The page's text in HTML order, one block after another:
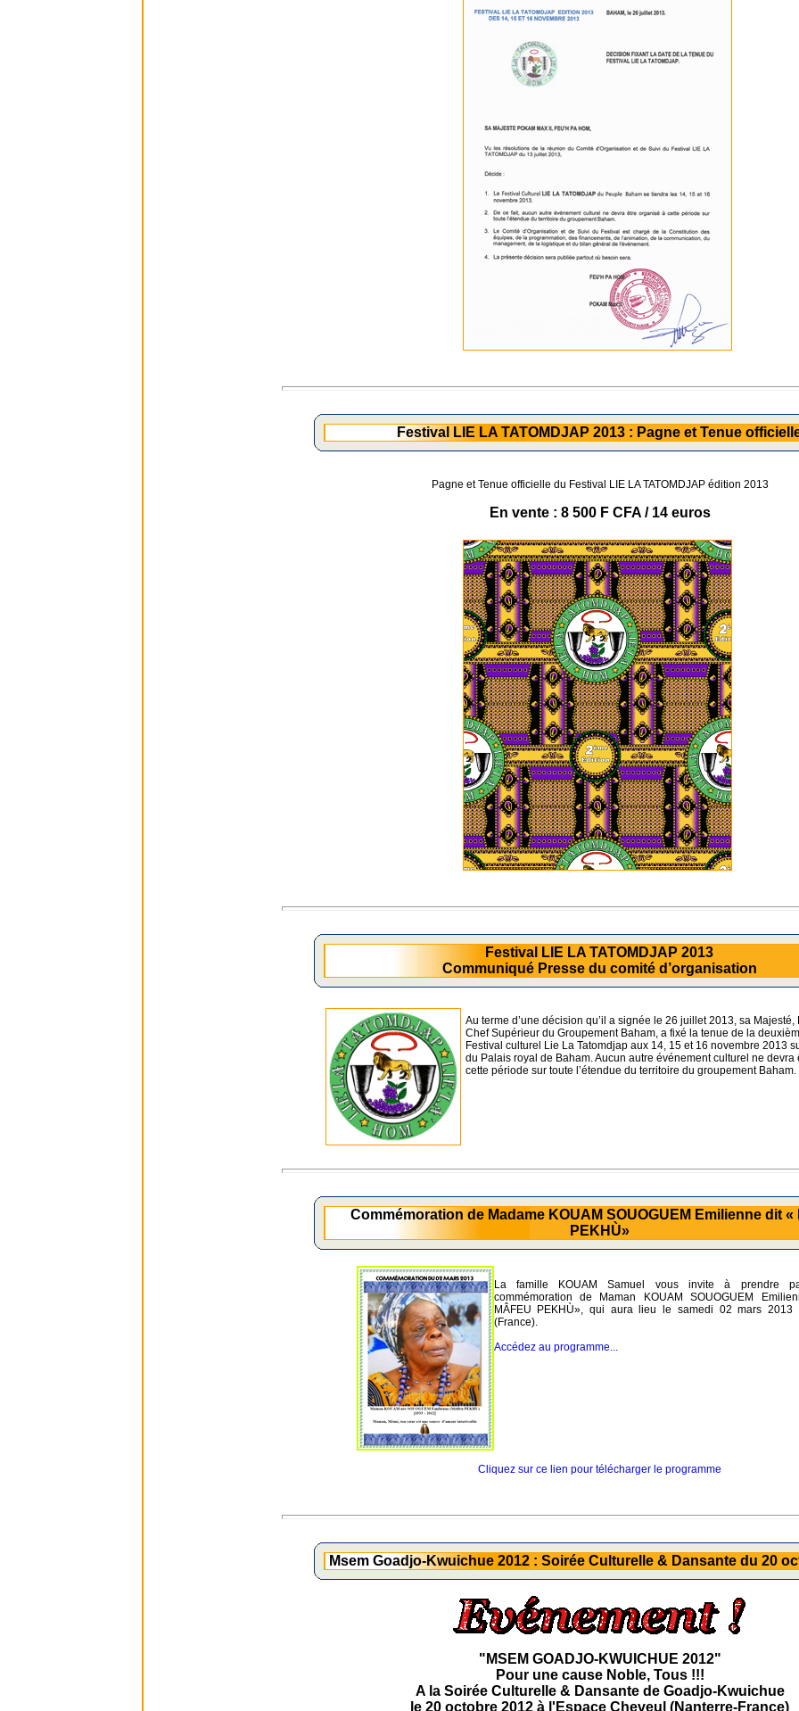
Festival LIE LA TATOMDJAP 2013 : Pagne et Tenue
Pagne et Tenue officielle du Festival LIE LA TATOMDJAP édition 2013
En vente : 8 500 F CFA / 14 euros
Festival LIE LA TATOMDJAP 2013
Communiqué Presse du comité d’organisation
Au terme d’une décision qu’il a signée le 26 juillet 2013, sa Majesté,
Chef Supérieur du Groupement Baham, a fixé la tenue de la
Festival culturel Lie La Tatomdjap aux 14, 15 et 16 novembre 2013
du Palais royal de Baham. Aucun autre événement culturel ne devra
cette période sur toute l’étendue du territoire du groupement Baham.
Commémoration de Madame KOUAM SOUOGUEM Emilienne dit «
PEKHÙ»
La famille KOUAM Samuel vous invite à prendre
commémoration de Maman KOUAM SOUOGUEM
MÂFEU PEKHÙ», qui aura lieu le samedi 02 mars 2013
(France).
Accédez au programme...
Cliquez sur ce lien pour télécharger le programme
Msem Goadjo-Kwuichue 2012 : Soirée Culturelle & Dansante du 20
"MSEM GOADJO-KWUICHUE 2012"
Pour une cause Noble, Tous !!!
A la Soirée Culturelle & Dansante de Goadjo-Kwuichue
le 20 octobre 2012 à l'Espace Cheveul (Nanterre-France)